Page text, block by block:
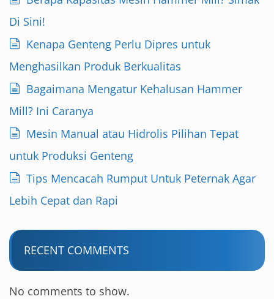
Di Sini!
Kenapa Genteng Perlu Dipres untuk
Menghasilkan Produk Berkualitas
Bagaimana Mengatur Kehalusan Hammer
Mill? Ini Caranya
Mesin Manual atau Hidrolis Pilihan Tepat
untuk Produksi Genteng
Tips Mencacah Rumput Untuk Peternak Agar
Lebih Cepat dan Rapi
RECENT COMMENTS
No comments to show.